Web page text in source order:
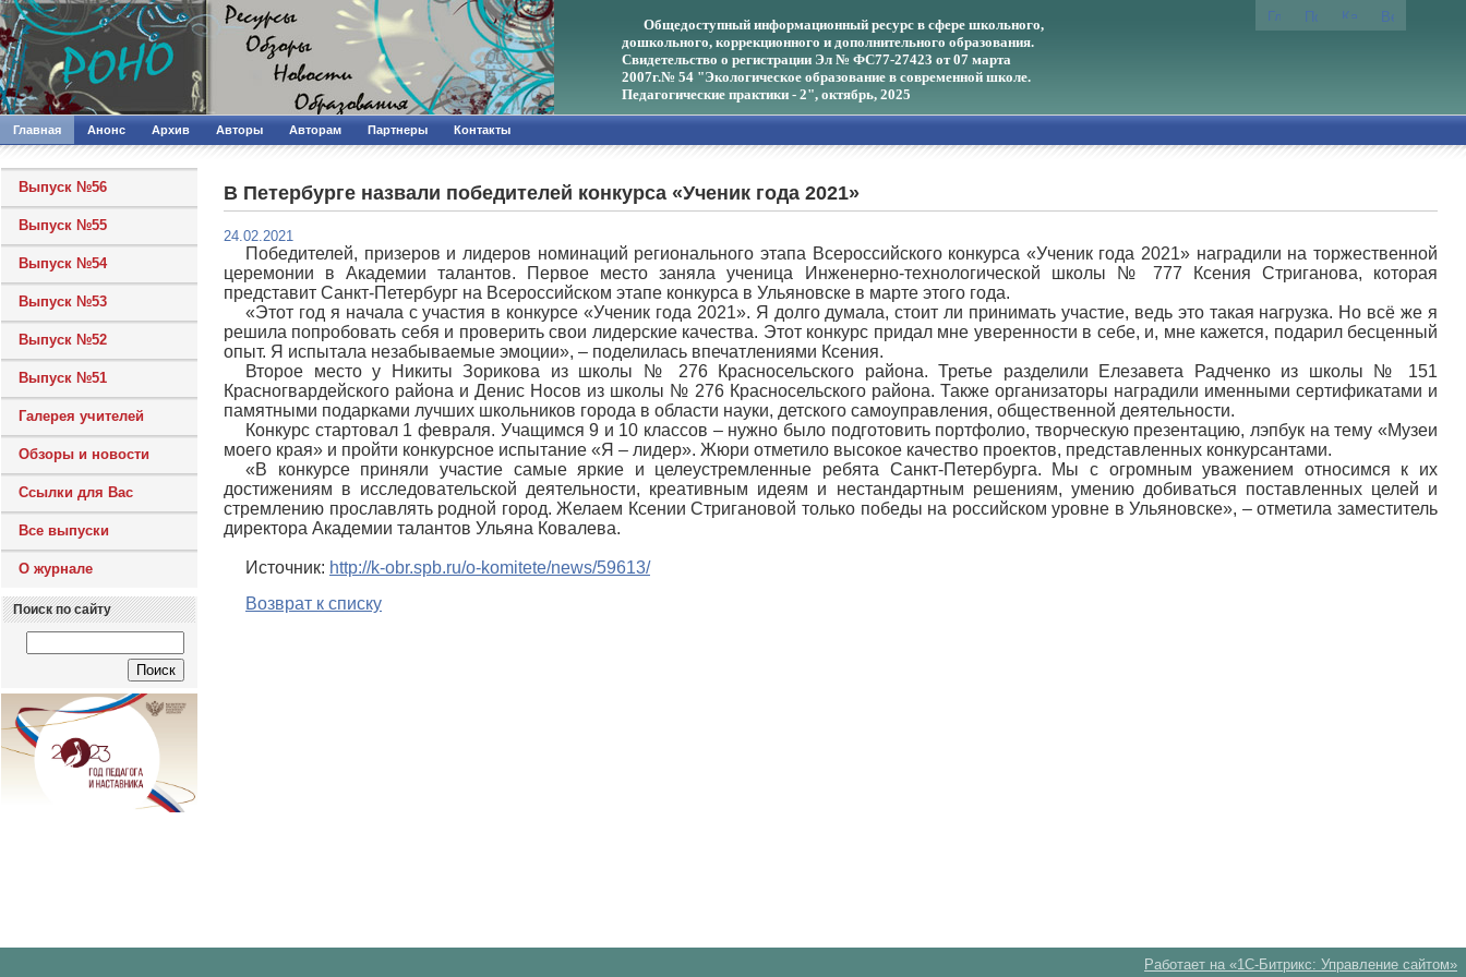
Общедоступный информационный ресурс в сфере школьного,
дошкольного, коррекционного и дополнительного образования.
Свидетельство о регистрации Эл № ФС77-27423 от 07 марта
2007г.№ 54 "Экологическое образование в современной школе.
Педагогические практики - 2", октябрь, 2025
Главная Анонс Архив Авторы Авторам Партнеры Контакты
Выпуск №56
Выпуск №55
Выпуск №54
Выпуск №53
Выпуск №52
Выпуск №51
Галерея учителей
Обзоры и новости
Ссылки для Вас
Все выпуски
О журнале
Поиск по сайту
В Петербурге назвали победителей конкурса «Ученик года 2021»
24.02.2021
Победителей, призеров и лидеров номинаций регионального этапа Всероссийского конкурса «Ученик года 2021» наградили на торжественной
церемонии в Академии талантов. Первое место заняла ученица Инженерно-технологической школы № 777 Ксения Стриганова, которая
представит Санкт-Петербург на Всероссийском этапе конкурса в Ульяновске в марте этого года.
«Этот год я начала с участия в конкурсе «Ученик года 2021». Я долго думала, стоит ли принимать участие, ведь это такая нагрузка. Но всë же я
решила попробовать себя и проверить свои лидерские качества. Этот конкурс придал мне уверенности в себе, и, мне кажется, подарил бесценный
опыт. Я испытала незабываемые эмоции», – поделилась впечатлениями Ксения.
Второе место у Никиты Зорикова из школы № 276 Красносельского района. Третье разделили Елезавета Радченко из школы № 151
Красногвардейского района и Денис Носов из школы № 276 Красносельского района. Также организаторы наградили именными сертификатами и
памятными подарками лучших школьников города в области науки, детского самоуправления, общественной деятельности.
Конкурс стартовал 1 февраля. Учащимся 9 и 10 классов – нужно было подготовить портфолио, творческую презентацию, лэпбук на тему «Музеи
моего края» и пройти конкурсное испытание «Я – лидер». Жюри отметило высокое качество проектов, представленных конкурсантами.
«В конкурсе приняли участие самые яркие и целеустремленные ребята Санкт-Петербурга. Мы с огромным уважением относимся к их
достижениям в исследовательской деятельности, креативным идеям и нестандартным решениям, умению добиваться поставленных целей и
стремлению прославлять родной город. Желаем Ксении Стригановой только победы на российском уровне в Ульяновске», – отметила заместитель
директора Академии талантов Ульяна Ковалева.
Источник: http://k-obr.spb.ru/o-komitete/news/59613/
Возврат к списку
Работает на «1С-Битрикс: Управление сайтом»